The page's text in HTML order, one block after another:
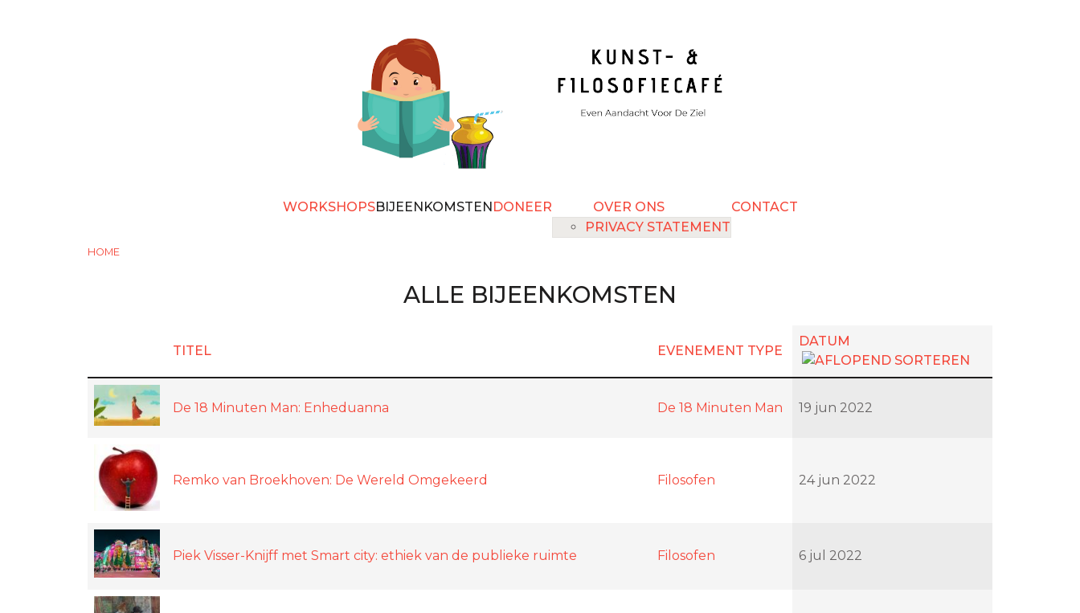
WORKSHOPSBIJEENKOMSTENDONEER
OVER ONS
PRIVACY STATEMENT
CONTACT
HOME
ALLE BIJEENKOMSTEN
TITEL EVENEMENT TYPE
DATUM
De 18 Minuten Man: Enheduanna De 18 Minuten Man 19 jun 2022
Remko van Broekhoven: De Wereld Omgekeerd Filosofen 24 jun 2022
Piek Visser-Knijff met Smart city: ethiek van de publieke ruimte Filosofen 6 jul 2022